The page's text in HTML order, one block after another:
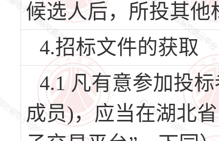
候选人后，所投其
4.招标文件的获取
4.1 凡有意参加投
成员)，应当在湖北